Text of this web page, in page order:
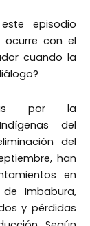
episodio
con el
cuando la
por la
del
del
han
en
Imbabura,
y pérdidas